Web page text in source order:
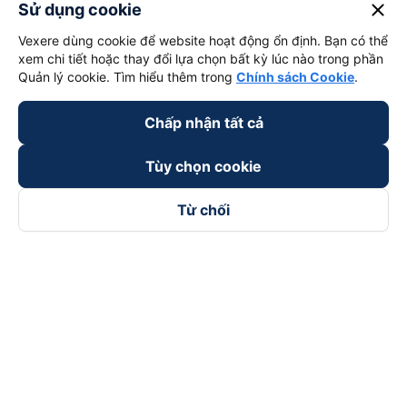
Sử dụng cookie close
Vexere dùng cookie để website hoạt động ổn định. Bạn có thể
xem chi tiết hoặc thay đổi lựa chọn bất kỳ lúc nào trong phần
Quản lý cookie. Tìm hiểu thêm trong Chính sách Cookie.
Chấp nhận tất cả
Tùy chọn cookie
Từ chối